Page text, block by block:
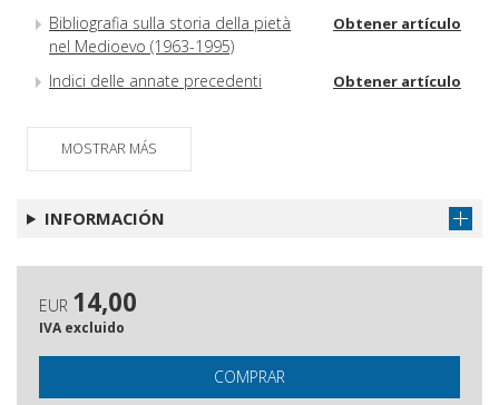
Bibliografia sulla storia della pietà
nel Medioevo (1963-1995)
Obtener artículo
Indici delle annate precedenti Obtener artículo
MOSTRAR MÁS
INFORMACIÓN
EUR 14,00
IVA excluido
COMPRAR